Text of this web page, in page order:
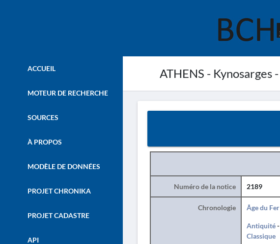
ATHENS - Kynosarges
ACCUEIL
MOTEUR DE RECHERCHE
SOURCES
À PROPOS
MODÈLE DE DONNÉES
PROJET CHRONIKA
PROJET CADASTRE
API
Numéro de la notice 2189
Chronologie Âge du Fer
Antiquité-
Classique